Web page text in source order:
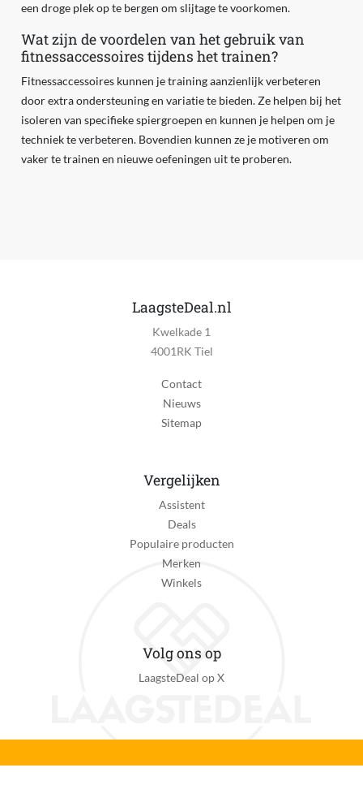
een droge plek op te bergen om slijtage te voorkomen.
Wat zijn de voordelen van het gebruik van
fitnessaccessoires tijdens het trainen?
Fitnessaccessoires kunnen je training aanzienlijk verbeteren
door extra ondersteuning en variatie te bieden. Ze helpen bij het
isoleren van specifieke spiergroepen en kunnen je helpen om je
techniek te verbeteren. Bovendien kunnen ze je motiveren om
vaker te trainen en nieuwe oefeningen uit te proberen.
LaagsteDeal.nl
Kwelkade 1
4001RK Tiel
Contact
Nieuws
Sitemap
Vergelijken
Assistent
Deals
Populaire producten
Merken
Winkels
Volg ons op
LaagsteDeal op X